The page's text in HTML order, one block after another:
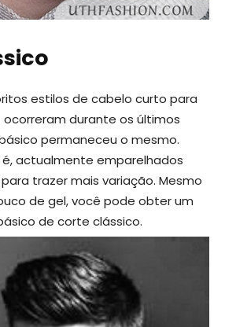
estilos de cabelo curto para
ocorreram durante os últimos
permaneceu o mesmo.
actualmente emparelhados
trazer mais variação. Mesmo
de gel, você pode obter um
de corte clássico.